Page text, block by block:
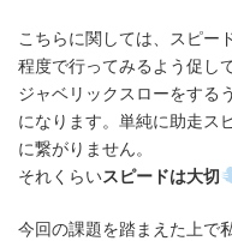
こちらに関しては、スピー
程度で行ってみるよう促し
ジャベリックスローをする
になります。単純に助走ス
に繋がりません。
それくらいスピードは大切
今回の課題を踏まえた上で